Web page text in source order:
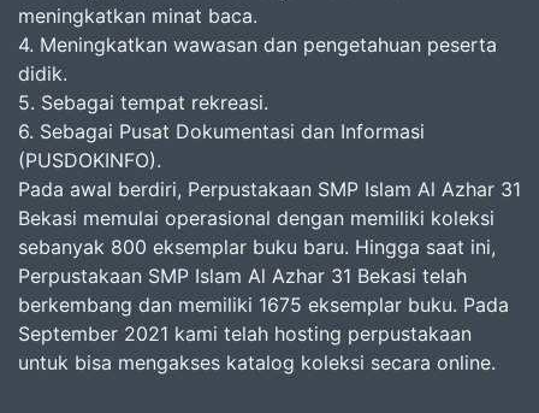
meningkatkan minat baca.
4. Meningkatkan wawasan dan pengetahuan peserta
didik.
5. Sebagai tempat rekreasi.
6. Sebagai Pusat Dokumentasi dan Informasi
(PUSDOKINFO).
Pada awal berdiri, Perpustakaan SMP Islam Al Azhar 31
Bekasi memulai operasional dengan memiliki koleksi
sebanyak 800 eksemplar buku baru. Hingga saat ini,
Perpustakaan SMP Islam Al Azhar 31 Bekasi telah
berkembang dan memiliki 1675 eksemplar buku. Pada
September 2021 kami telah hosting perpustakaan
untuk bisa mengakses katalog koleksi secara online.